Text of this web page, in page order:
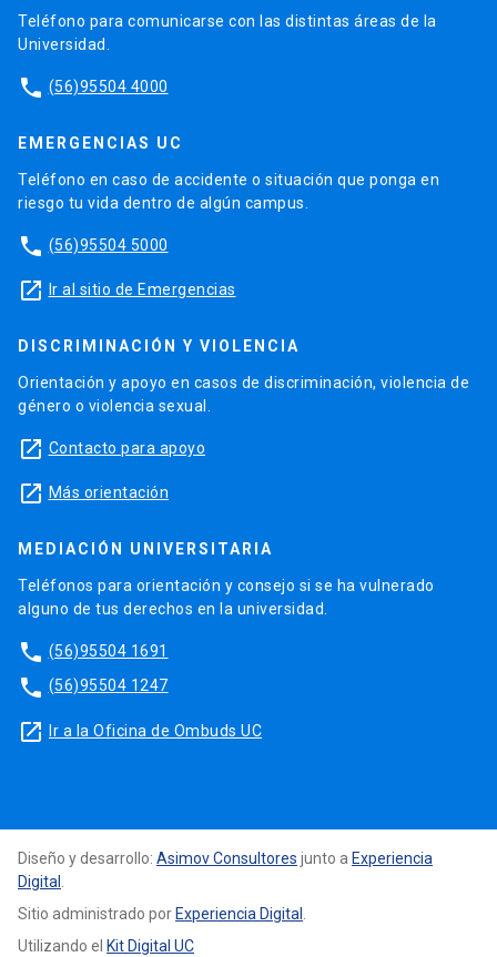
Teléfono para comunicarse con las distintas áreas de la
Universidad.
phone (56)95504 4000
EMERGENCIAS UC
Teléfono en caso de accidente o situación que ponga en
riesgo tu vida dentro de algún campus.
phone (56)95504 5000
launch Ir al sitio de Emergencias
DISCRIMINACIÓN Y VIOLENCIA
Orientación y apoyo en casos de discriminación, violencia de
género o violencia sexual.
launch Contacto para apoyo
launch Más orientación
MEDIACIÓN UNIVERSITARIA
Teléfonos para orientación y consejo si se ha vulnerado
alguno de tus derechos en la universidad.
phone (56)95504 1691
phone (56)95504 1247
launch Ir a la Oficina de Ombuds UC
Diseño y desarrollo: Asimov Consultores junto a Experiencia
Digital
Sitio administrado porExperiencia Digital
Utilizando el Kit Digital UC